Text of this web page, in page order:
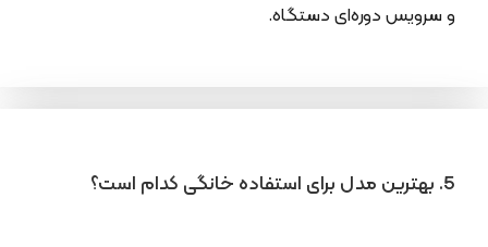
و سرویس دوره‌ای دستگاه.
5. بهترین مدل برای استفاده خانگی کدام است؟